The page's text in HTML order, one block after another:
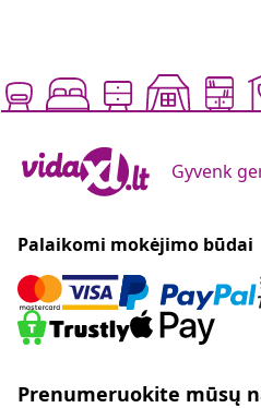
Gyvenk
Palaikomi mokėjimo būdai
Prenumeruokite mūsų